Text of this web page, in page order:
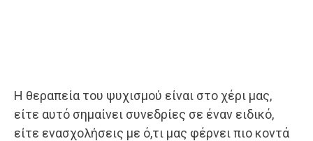
Η θεραπεία του ψυχισμού είναι στο χέρι μας,
είτε αυτό σημαίνει συνεδρίες σε έναν ειδικό,
είτε ενασχολήσεις με ό,τι μας φέρνει πιο κοντά